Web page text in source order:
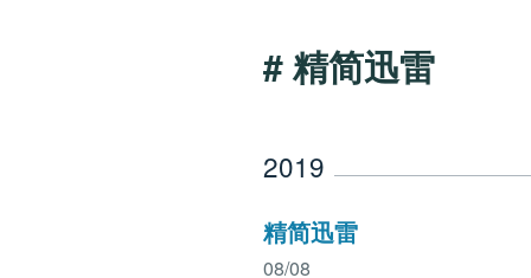
# 精简迅雷
2019
精简迅雷
08/08